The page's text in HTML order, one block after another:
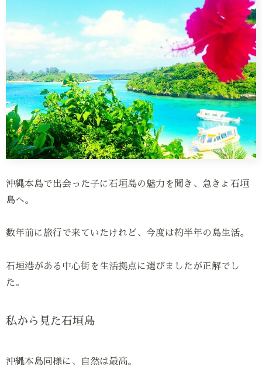
沖縄本島で出会った子に石垣島の魅力を聞き、急きょ石垣
島へ。
数年前に旅行で来ていたけれど、今度は約半年の島生活。
石垣港がある中心街を生活拠点に選びましたが正解でし
た。
私から見た石垣島
沖縄本島同様に、自然は最高。